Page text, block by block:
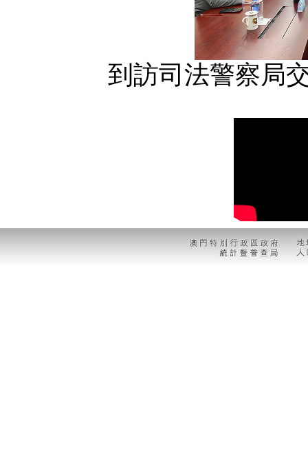
到訪司法警察局